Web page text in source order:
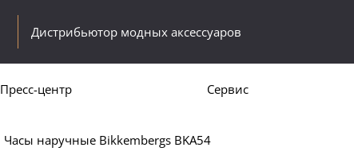
Дистрибьютор модных аксессуаров
Пресс-центр Сервис
Часы наручные Bikkembergs BKA54